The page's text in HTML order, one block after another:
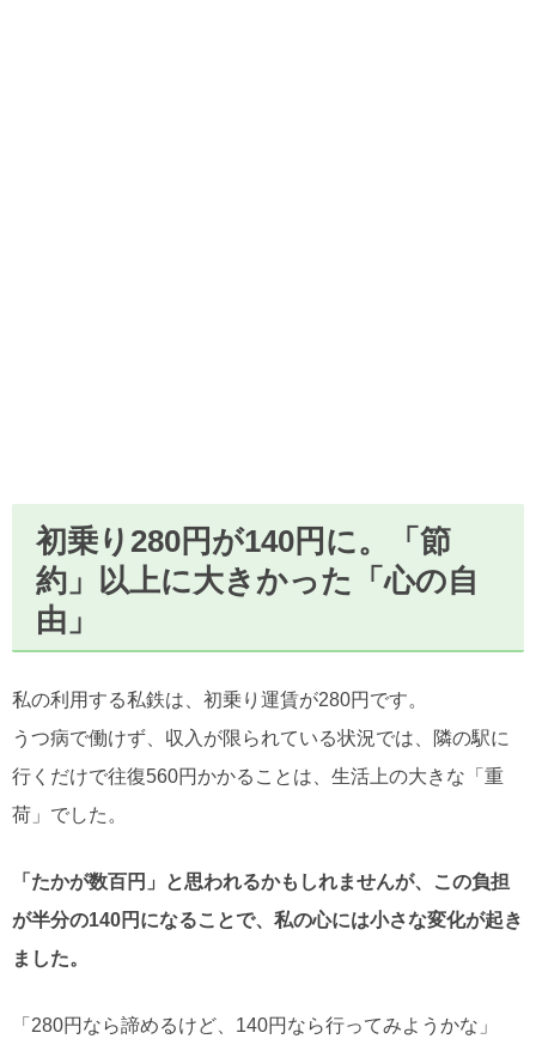
初乗り280円が140円に。「節
約」以上に大きかった「心の自
由」
私の利用する私鉄は、初乗り運賃が280円です。
うつ病で働けず、収入が限られている状況では、隣の駅に
行くだけで往復560円かかることは、生活上の大きな「重
荷」でした。
「たかが数百円」と思われるかもしれませんが、この負担
が半分の140円になることで、私の心には小さな変化が起き
ました。
「280円なら諦めるけど、140円なら行ってみようかな」